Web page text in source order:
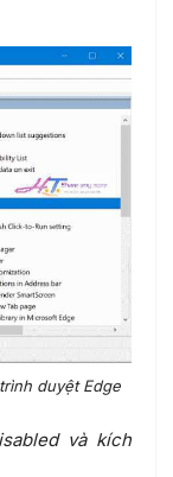
duyệt Edge
và kích